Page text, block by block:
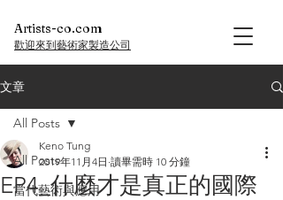
歡迎來到藝術家製造公司
Artists-co.com
文章
All Posts
當代藝術與應用
All Posts
EP4_什麼才是真正的國際
Keno Tung
2019年11月4日 讀畢需時 10 分鐘